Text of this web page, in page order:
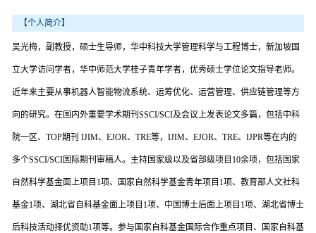
【个人简介】
吴光梅，副教授，硕士生导师，华中科技大学管理科学与工程博士，新加坡国
立大学访问学者，华中师范大学桂子青年学者，优秀硕士学位论文指导老师。
近年来主要从事机器人智能物流系统、运筹优化、运营管理、供应链管理等方
向的研究。在国内外重要学术期刊SSCI/SCI及会议上发表论文多篇，包括中科
院一区、TOP期刊 IJIM、EJOR、TRE等，IJIM、EJOR、TRE、IJPR等在内的
多个SSCI/SCI国际期刊审稿人。主持国家级以及省部级项目10余项，包括国家
自然科学基金面上项目1项、国家自然科学基金青年项目1项、教育部人文社科
基金1项、湖北省自科基金面上项目1项、中国博士后面上项目1项、湖北省博士
后科技活动择优资助1项等。参与国家自科基金国际合作重点项目、国家自科基